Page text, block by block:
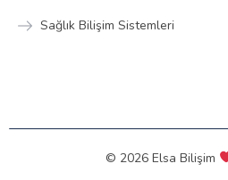
Sağlık Bilişim Sistemleri
© 2026 Elsa Bilişim